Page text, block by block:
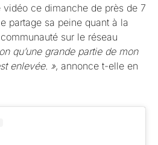
vidéo ce dimanche de près de 7
partage sa peine quant à la
sur le réseau
qu’une grande partie de mon
enlevée. », annonce t-elle en